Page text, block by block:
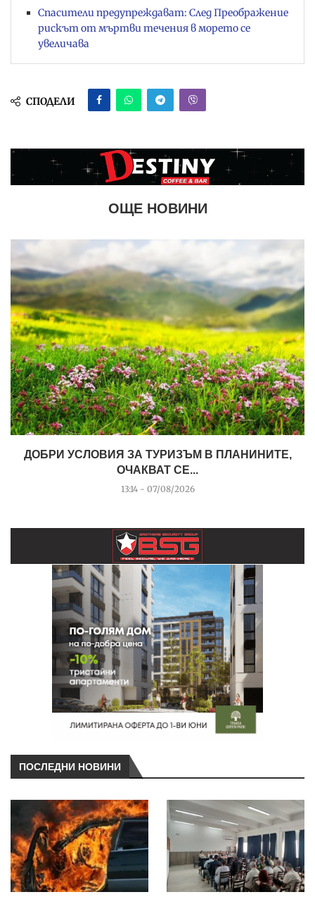
Спасители предупреждават: След Преображение
рискът от мъртви течения в морето се
увеличава
СПОДЕЛИ
ОЩЕ НОВИНИ
ДОБРИ УСЛОВИЯ ЗА ТУРИЗЪМ В ПЛАНИНИТЕ,
ОЧАКВАТ СЕ...
13:14 - 07/08/2026
ПОСЛЕДНИ НОВИНИ